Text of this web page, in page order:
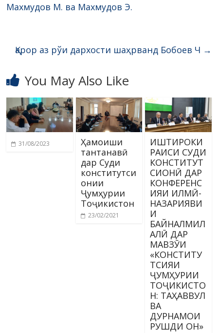
Махмудов М. ва Махмудов Э.
Қарор аз рўи дархости шаҳрванд Бобоев Ч →
You May Also Like
31/08/2023
Ҳамоиши
тантанавӣ
дар Суди
конститутси
онии
Ҷумҳурии
Тоҷикистон
23/02/2021
ИШТИРОКИ
РАИСИ СУДИ
КОНСТИТУТ
СИОНӢ ДАР
КОНФЕРЕНС
ИЯИ ИЛМӢ-
НАЗАРИЯВИ
И
БАЙНАЛМИЛ
АЛӢ ДАР
МАВЗӮИ
«КОНСТИТУ
ТСИЯИ
ҶУМҲУРИИ
ТОҶИКИСТО
Н: ТАҲАВВУЛ
ВА
ДУРНАМОИ
РУШДИ ОН»